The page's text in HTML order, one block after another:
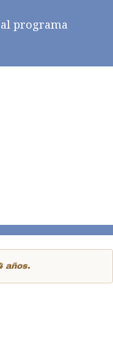
programa
años.